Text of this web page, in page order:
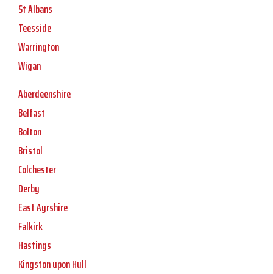
St Albans
Teesside
Warrington
Wigan
Aberdeenshire
Belfast
Bolton
Bristol
Colchester
Derby
East Ayrshire
Falkirk
Hastings
Kingston upon Hull